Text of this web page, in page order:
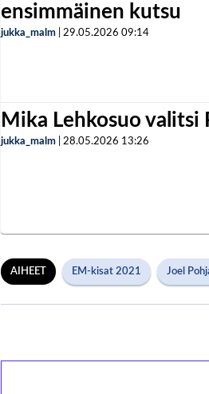
ensimmäinen kutsu
jukka_malm 29.05.2026 09:14
Mika Lehkosuo
jukka_malm 28.05.2026 13:26
AIHEET EM-kisat 2021 Joel